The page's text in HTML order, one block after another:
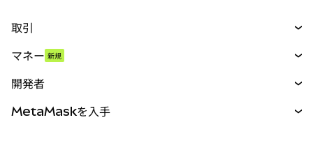
取引
パーペチュアル
RWA
マネー 新規
開発者
MetaMaskを入手